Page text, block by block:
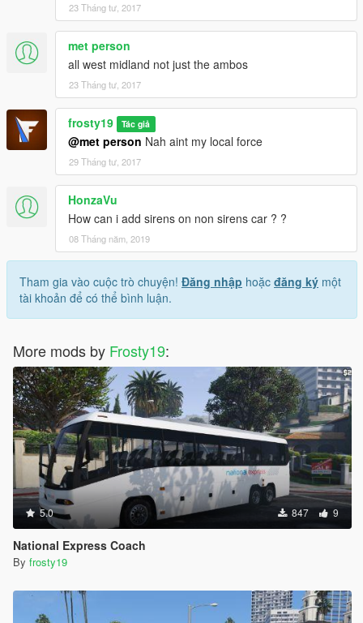
23 Tháng tư, 2017
met person
all west midland not just the ambos
23 Tháng tư, 2017
frosty19 Tác giả
@met person Nah aint my local force
29 Tháng tư, 2017
HonzaVu
How can i add sirens on non sirens car ? ?
08 Tháng năm, 2019
Tham gia vào cuộc trò chuyện! Đăng nhập hoặc đăng ký một
tài khoản để có thể bình luận.
More mods by Frosty19:
5.0 847 9
National Express Coach
By frosty19